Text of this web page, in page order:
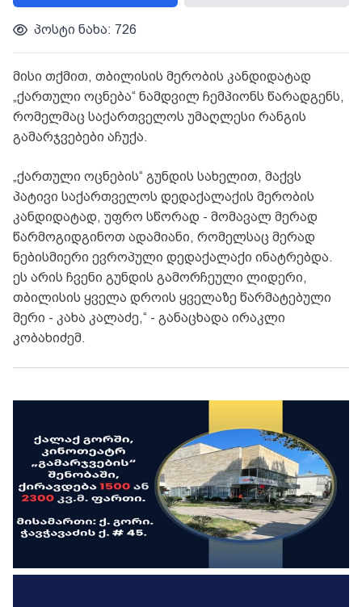
პოსტი ნახა: 726
მისი თქმით, თბილისის მერობის კანდიდატად
„ქართული ოცნება“ ნამდვილ ჩემპიონს წარადგენს,
რომელმაც საქართველოს უმაღლესი რანგის
გამარჯვებები აჩუქა.
„ქართული ოცნების“ გუნდის სახელით, მაქვს
პატივი საქართველოს დედაქალაქის მერობის
კანდიდატად, უფრო სწორად - მომავალ მერად
წარმოგიდგინოთ ადამიანი, რომელსაც მერად
ნებისმიერი ევროპული დედაქალაქი ინატრებდა.
ეს არის ჩვენი გუნდის გამორჩეული ლიდერი,
თბილისის ყველა დროის ყველაზე წარმატებული
მერი - კახა კალაძე,“ - განაცხადა ირაკლი
კობახიძემ.